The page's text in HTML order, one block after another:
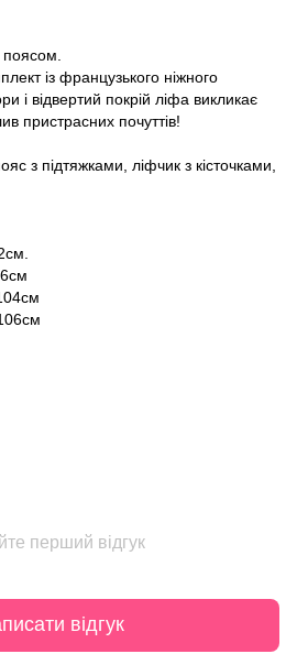
із французького ніжного
і відвертий покрій ліфа викликає
пристрасних почуттів!
з підтяжками, ліфчик з кісточками,
перший відгук
відгук